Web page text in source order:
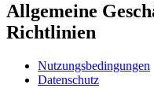
Allgemeine
Richtlinien
Nutzungsbedingungen
Datenschutz